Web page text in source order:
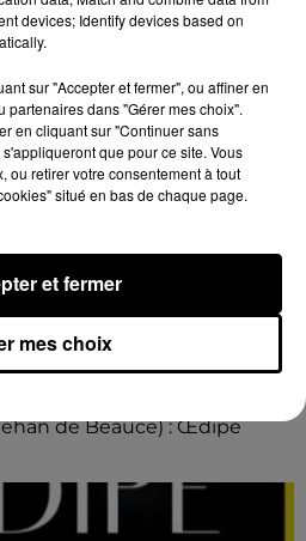
: ŒDIPE BOITE
de Beauce) : Œdipe
devices; Identify devices based on
sur "Accepter et fermer", ou affiner en
partenaires dans "Gérer mes choix".
en cliquant sur "Continuer sans
que pour ce site. Vous
ou retirer votre consentement à tout
situé en bas de chaque page.
mes choix
et fermer